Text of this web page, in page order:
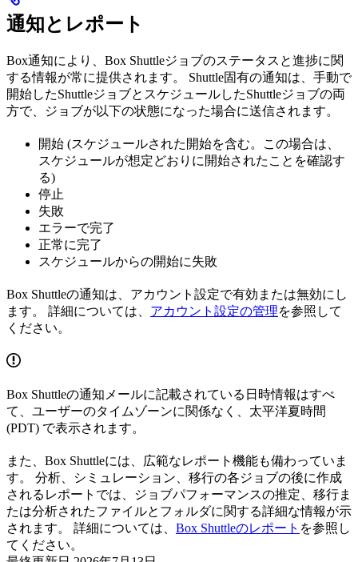
通知とレポート
Box通知により、Box Shuttleジョブのステータスと進捗に関
する情報が常に提供されます。 Shuttle固有の通知は、手動で
開始したShuttleジョブとスケジュールしたShuttleジョブの両
方で、ジョブが以下の状態になった場合に送信されます。
開始 (スケジュールされた開始を含む。この場合は、
スケジュールが想定どおりに開始されたことを確認す
る)
停止
失敗
エラーで完了
正常に完了
スケジュールからの開始に失敗
Box Shuttleの通知は、アカウント設定で有効または無効にし
ます。 詳細については、 アカウント設定の管理を参照して
ください。
Box Shuttleの通知メールに記載されている日時情報はすべ
て、ユーザーのタイムゾーンに関係なく、太平洋夏時間
(PDT) で表示されます。
また、Box Shuttleには、広範なレポート機能も備わっていま
す。 分析、シミュレーション、移行の各ジョブの後に作成
されるレポートでは、ジョブパフォーマンスの推定、移行ま
たは分析されたファイルとフォルダに関する詳細な情報が示
されます。 詳細については、 Box Shuttleのレポート を参照し
てください。